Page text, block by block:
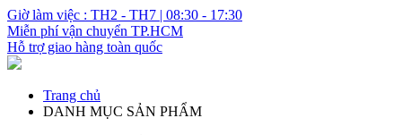
Giờ làm việc : TH2 - TH7 | 08:30 - 17:30
Miễn phí vận chuyển TP.HCM
Hỗ trợ giao hàng toàn quốc
Trang chủ
DANH MỤC SẢN PHẨM